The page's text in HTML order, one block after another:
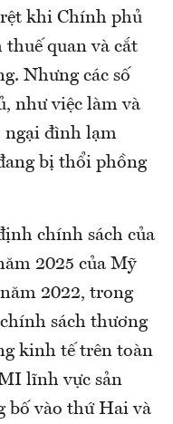
rệt khi Chính phủ
thuế quan và cắt
Nhưng các số
như việc làm và
ngại đình lạm
bị thổi phồng
chính sách của
2025 của Mỹ
2022, trong
sách thương
kinh tế trên toàn
lĩnh vực sản
bố vào thứ Hai và